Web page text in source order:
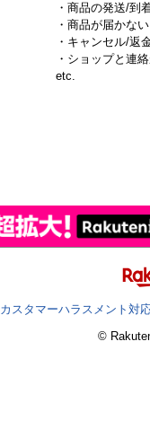
・商品の発送/到
・商品が届かない
・キャンセル/返
・ショップと連
etc.
カスタマーハラスメント対
©